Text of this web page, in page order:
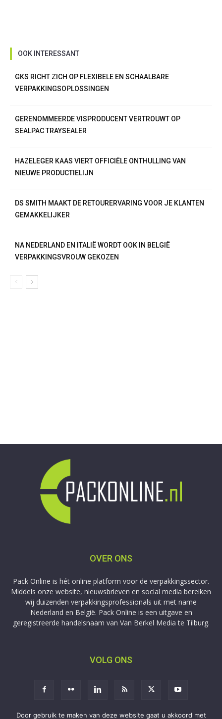
OOK INTERESSANT
GKS RICHT ZICH OP FLEXIBELE EN SCHAALBARE
VERPAKKINGSOPLOSSINGEN
GERENOMMEERDE VISPRODUCENT VERTROUWT OP
SEALPAC TRAYSEALER
HAZELEGER KAAS VIERT OFFICIËLE ONTHULLING VAN
NIEUWE PRODUCTIELIJN
DS SMITH MAAKT DE RETOURERVARING VOOR JE KLANTEN
GEMAKKELIJKER
NA NEDERLAND EN ITALIË WORDT OOK IN BELGIË
VERPAKKINGSVROUW GEKOZEN
OVER ONS
Pack Online is hét online platform voor de verpakkingssector.
Middels onze website, nieuwsbrieven en social media bereiken
wij duizenden verpakkingsprofessionals uit met name
Nederland en België. Pack Online is een uitgave en
geregistreerde handelsnaam van Van Berkel Media te Tilburg.
VOLG ONS
Door gebruik te maken van deze website gaat u akkoord met